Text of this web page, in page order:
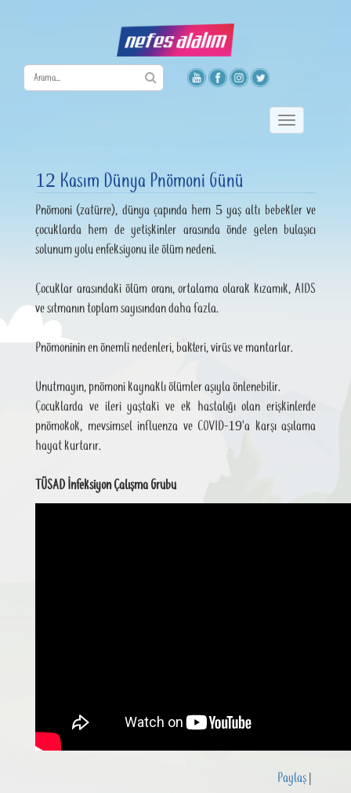
Toggle
12 Kasım Dünya Pnömoni Günü
Pnömoni (zatürre), dünya çapında hem 5 yaş altı bebekler ve
çocuklarda hem de yetişkinler arasında önde gelen bulaşıcı
solunum yolu enfeksiyonu ile ölüm nedeni.
Çocuklar arasındaki ölüm oranı, ortalama olarak kızamık, AIDS
ve sıtmanın toplam sayısından daha fazla.
Pnömoninin en önemli nedenleri, bakteri, virüs ve mantarlar.
Unutmayın, pnömoni kaynaklı ölümler aşıyla önlenebilir.
Çocuklarda ve ileri yaştaki ve ek hastalığı olan erişkinlerde
pnömokok, mevsimsel influenza ve COVID-19'a karşı aşılama
hayat kurtarır.
TÜSAD İnfeksiyon Çalışma Grubu
Paylaş